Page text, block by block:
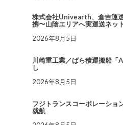
株式会社Univearth、倉吉運
携〜山陰エリアへ実運送ネッ
2026年8月5日
川崎重工業／ばら積運搬船「
し
2026年8月5日
フジトランスコーポレーショ
就航